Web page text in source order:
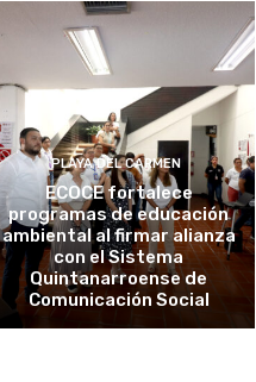
PLAYA DEL CARMEN
ECOCE fortalece
programas de educación
ambiental al firmar alianza
con el Sistema
Quintanarroense de
Comunicación Social